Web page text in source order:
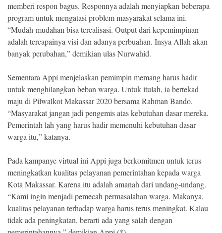
memberi respon bagus. Responnya adalah menyiapkan beberapa
program untuk mengatasi problem masyarakat selama ini.
“Mudah-mudahan bisa terealisasi. Output dari kepemimpinan
adalah tercapainya visi dan adanya perbuahan. Insya Allah akan
banyak perubahan,” demikian ulas Nurwahid.
Sementara Appi menjelaskan pemimpin memang harus hadir
untuk menghilangkan beban warga. Untuk itulah, ia bertekad
maju di Pilwalkot Makassar 2020 bersama Rahman Bando.
“Masyarakat jangan jadi pengemis atas kebutuhan dasar mereka.
Pemerintah lah yang harus hadir memenuhi kebutuhan dasar
warga itu,” katanya.
Pada kampanye virtual ini Appi juga berkomitmen untuk terus
meningkatkan kualitas pelayanan pemerintahan kepada warga
Kota Makassar. Karena itu adalah amanah dari undang-undang.
“Kami ingin menjadi pemecah permasalahan warga. Makanya,
kualitas pelayanan terhadap warga harus terus meningkat. Kalau
tidak ada peningkatan, berarti ada yang salah dengan